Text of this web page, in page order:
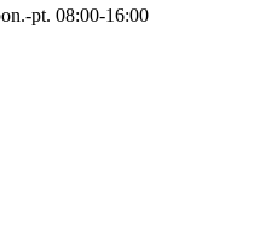
pt. 08:00-16:00